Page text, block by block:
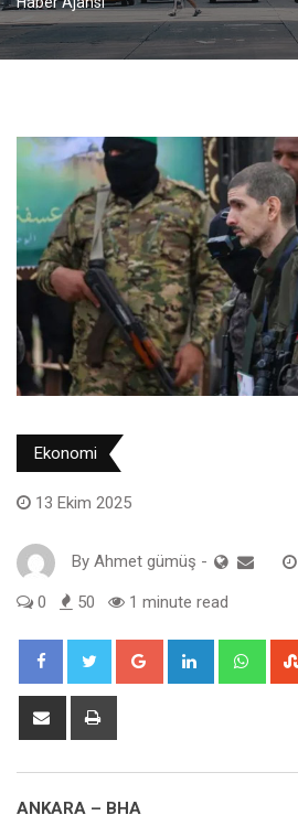
Ekonomi
13 Ekim 2025
By Ahmet gümüş -
0 50 1 minute read
Google+ LinkedIn
Share
ANKARA – BHA